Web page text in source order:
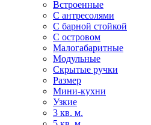
Встроенные
С антресолями
С барной стойкой
С островом
Малогабаритные
Модульные
Скрытые ручки
Размер
Мини-кухни
Узкие
3 кв. м.